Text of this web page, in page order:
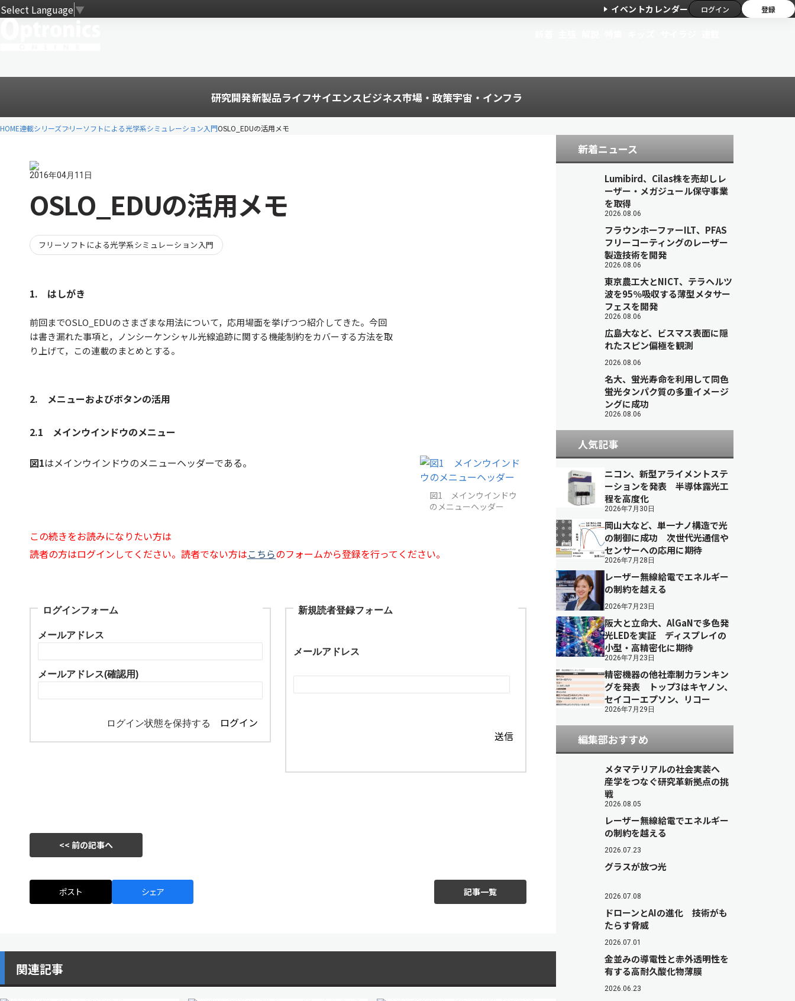
Select Language▼ イベントカレンダー ログイン 登録
研究開発新製品ライフサイエンスビジネス市場・政策宇宙・インフラ
HOME連載シリーズフリーソフトによる光学系シミュレーション入門OSLO_EDUの活用メモ
2016年04月11日
OSLO_EDUの活用メモ
フリーソフトによる光学系シミュレーション入門
1. はしがき
前回までOSLO_EDUのさまざまな用法について，応用場面を挙げつつ紹介してきた。今回
は書き漏れた事項と，ノンシーケンシャル光線追跡に関する機能制約をカバーする方法を取
り上げて，この連載のまとめとする。
2. メニューおよびボタンの活用
2.1 メインウインドウのメニュー
図1 メインウインドウ
のメニューヘッダー
図1はメインウインドウのメニューヘッダーである。
この続きをお読みになりたい方は
読者の方はログインしてください。読者でない方はこちらのフォームから登録を行ってください。
ログインフォーム
メールアドレス
メールアドレス(確認用)
ログイン状態を保持する
新規読者登録フォーム
メールアドレス
<< 前の記事へ
ポスト シェア 記事一覧
関連記事
新着ニュース
Lumibird、Cilas株を売却しレ
ーザー・メガジュール保守事業
を取得
2026.08.06
フラウンホーファーILT、PFAS
フリーコーティングのレーザー
製造技術を開発
2026.08.06
東京農工大とNICT、テラヘルツ
波を95％吸収する薄型メタサー
フェスを開発
2026.08.06
広島大など、ビスマス表面に隠
れたスピン偏極を観測
2026.08.06
名大、蛍光寿命を利用して同色
蛍光タンパク質の多重イメージ
ングに成功
2026.08.06
人気記事
ニコン、新型アライメントステ
ーションを発表 半導体露光工
程を高度化
2026年7月30日
岡山大など、単一ナノ構造で光
の制御に成功 次世代光通信や
センサーへの応用に期待
2026年7月28日
レーザー無線給電でエネルギー
の制約を越える
2026年7月23日
阪大と立命大、AlGaNで多色発
光LEDを実証 ディスプレイの
小型・高精密化に期待
2026年7月23日
精密機器の他社牽制力ランキン
グを発表 トップ3はキヤノン、
セイコーエプソン、リコー
2026年7月29日
編集部おすすめ
メタマテリアルの社会実装へ
産学をつなぐ研究革新拠点の挑
戦
2026.08.05
レーザー無線給電でエネルギー
の制約を越える
2026.07.23
グラスが放つ光
2026.07.08
ドローンとAIの進化 技術がも
たらす脅威
2026.07.01
金並みの導電性と赤外透明性を
有する高耐久酸化物薄膜
2026.06.23